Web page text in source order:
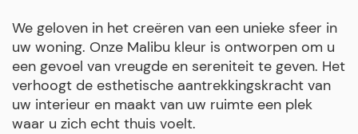
We geloven in het creëren van een unieke sfeer in
uw woning. Onze Malibu kleur is ontworpen om u
een gevoel van vreugde en sereniteit te geven. Het
verhoogt de esthetische aantrekkingskracht van
uw interieur en maakt van uw ruimte een plek
waar u zich echt thuis voelt.